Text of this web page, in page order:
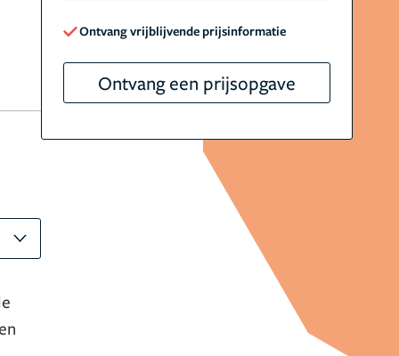
Ontvang vrijblijvende prijsinformatie
Ontvang een prijsopgave